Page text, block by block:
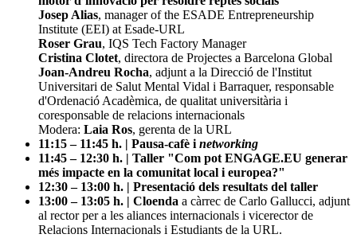
Josep Alias, manager of the ESADE Entrepreneurship
Institute (EEI) at Esade-URL
Roser Grau, IQS Tech Factory Manager
Cristina Clotet, directora de Projectes a Barcelona Global
Joan-Andreu Rocha, adjunt a la Direcció de l'Institut
Universitari de Salut Mental Vidal i Barraquer, responsable
d'Ordenació Acadèmica, de qualitat universitària i
coresponsable de relacions internacionals
Modera: Laia Ros, gerenta de la URL
11:15 – 11:45 h. | Pausa-cafè inetworking
11:45 – 12:30 h. | Taller "Com pot ENGAGE.EU generar
més impacte en la comunitat local i europea?"
12:30 – 13:00 h. | Presentació dels resultats del taller
13:00 – 13:05 h. | Cloenda a càrrec de Carlo Gallucci, adjunt
al rector per a les aliances internacionals i vicerector de
Relacions Internacionals i Estudiants de la URL.